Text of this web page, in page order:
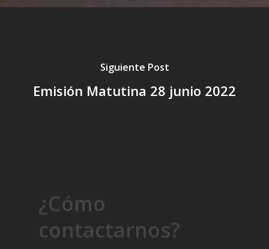
Siguiente Post
Emisión Matutina 28 junio 2022
¿Cómo
contactarnos?